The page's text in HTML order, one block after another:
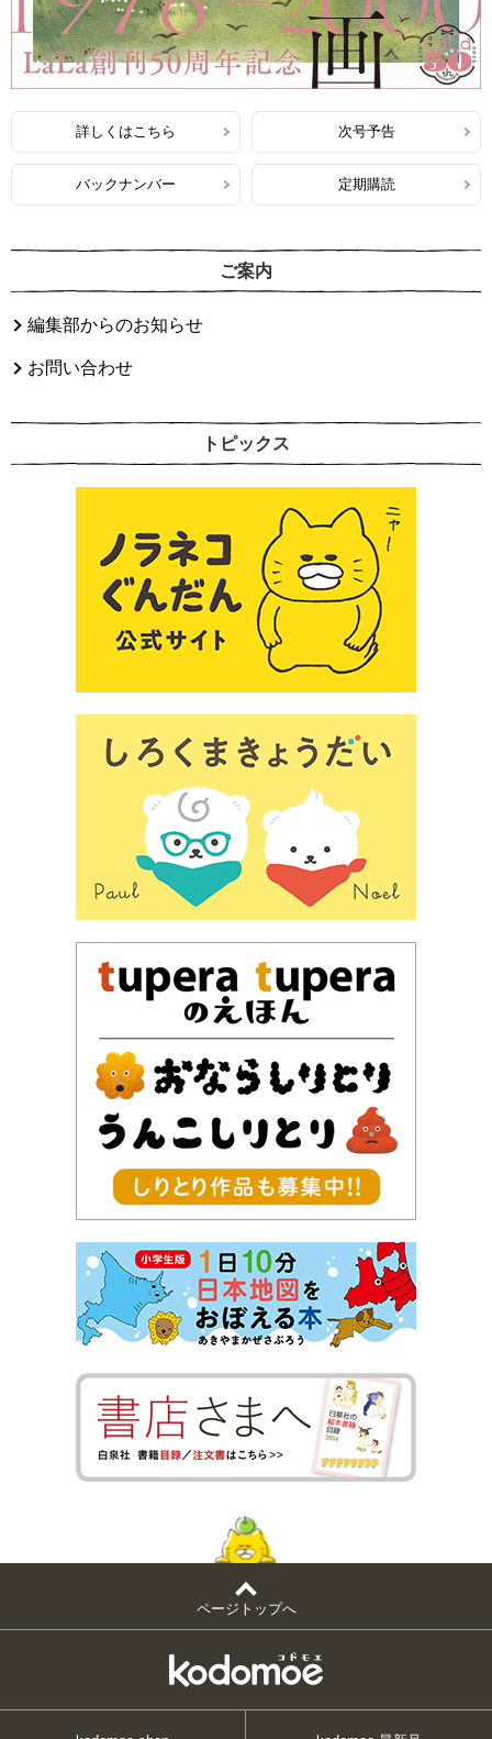
詳しくはこちら 次号予告
バックナンバー 定期購読
ご案内
編集部からのお知らせ
お問い合わせ
トピックス
ページトップへ